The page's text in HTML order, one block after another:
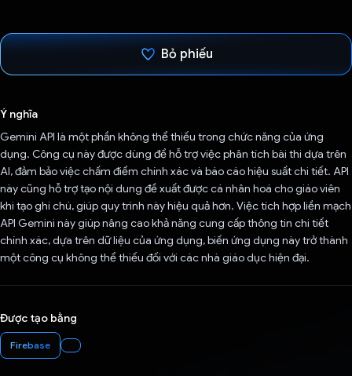
Bỏ phiếu
Ý nghĩa
Gemini API là một phần không thể thiếu trong chức năng của ứng
dụng. Công cụ này được dùng để hỗ trợ việc phân tích bài thi dựa trên
AI, đảm bảo việc chấm điểm chính xác và báo cáo hiệu suất chi tiết. API
này cũng hỗ trợ tạo nội dung đề xuất được cá nhân hoá cho giáo viên
khi tạo ghi chú, giúp quy trình này hiệu quả hơn. Việc tích hợp liền mạch
API Gemini này giúp nâng cao khả năng cung cấp thông tin chi tiết
chính xác, dựa trên dữ liệu của ứng dụng, biến ứng dụng này trở thành
một công cụ không thể thiếu đối với các nhà giáo dục hiện đại.
Được tạo bằng
Firebase